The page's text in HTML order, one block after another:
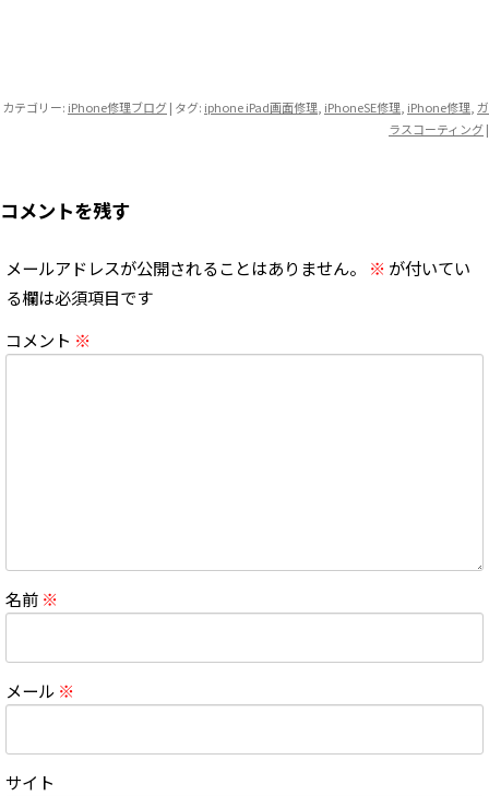
カテゴリー: iPhone修理ブログ| タグ: iphone iPad画面修理 iPhoneSE修理 iPhone修理 ガ
ラスコーティング|
コメントを残す
メールアドレスが公開されることはありません。 ※ が付いてい
る欄は必須項目です
コメント ※
名前 ※
メール ※
サイト